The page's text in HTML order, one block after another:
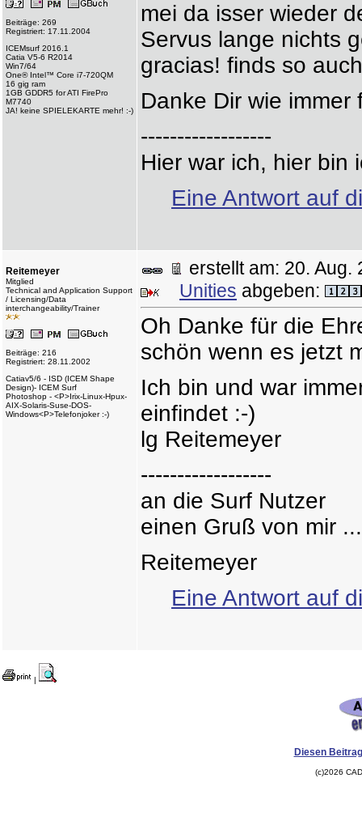
Beiträge: 269
Registriert: 17.11.2004
ICEMsurf 2016.1
Catia V5-6 R2014
Win7/64
One® Intel™ Core i7-720QM
16 gig ram
1GB GDDR5 for ATI FirePro
M7740
JA! keine SPIELEKARTE mehr! :-)
mei da isser wieder
Servus lange nichts
gracias! finds so
Danke Dir wie immer
------------------
Hier war ich, hier bin
Eine Antwort auf
Reitemeyer
Mitglied
Technical and Application Support
/ Licensing/Data
interchangeability/Trainer
Beiträge: 216
Registriert: 28.11.2002
Catiav5/6 - ISD (ICEM Shape
Design)- ICEM Surf
Photoshop - <P>Irix-Linux-Hpux-
AIX-Solaris-Suse-DOS-
Windows<P>Telefonjoker :-)
erstellt am: 20.
Unities abgeben:
Oh Danke für die
schön wenn es jetzt
Ich bin und war
einfindet :-)
lg Reitemeyer
------------------
an die Surf Nutzer
einen Gruß von mir ...
Reitemeyer
Eine Antwort auf
|
Diesen
(c)2026